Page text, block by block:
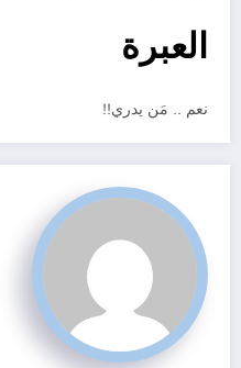
العبرة
نعم .. مَن يدري!!